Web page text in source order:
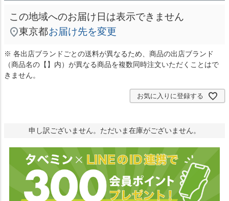
この地域へのお届け日は表示できません
東京都お届け先を変更
※ 各出店ブランドごとの送料が異なるため、商品の出店ブランド
（商品名の【】内）が異なる商品を複数同時注文いただくことはで
きません。
お気に入りに登録する
申し訳ございません。ただいま在庫がございません。